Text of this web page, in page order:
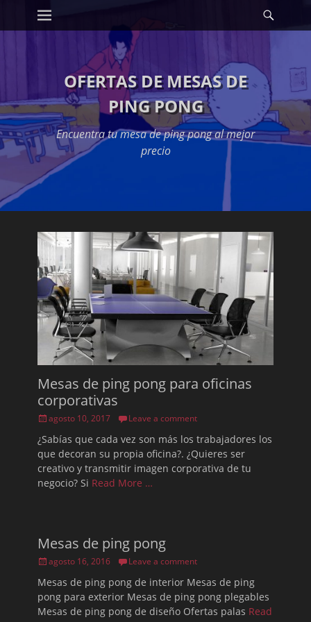
Skip
Primary Menu
OFERTAS DE MESAS DE
PING PONG
Encuentra tu mesa de ping pong al mejor
precio
Mesas de ping pong para oficinas
corporativas
Posted
agosto 10, 2017 Leave a comment
¿Sabías que cada vez son más los trabajadores los
que decoran su propia oficina?. ¿Quieres ser
creativo y transmitir imagen corporativa de tu
negocio? Si Read More …
Mesas de ping pong
Posted
agosto 16, 2016 Leave a comment
Mesas de ping pong de interior Mesas de ping
pong para exterior Mesas de ping pong plegables
Mesas de ping pong de diseño Ofertas palas Read